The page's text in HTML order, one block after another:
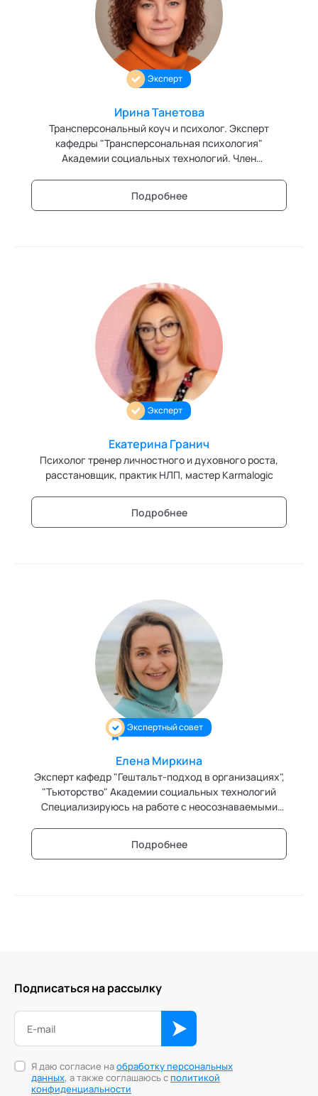
Персонология и поведенческий анализ
Позитивная динамическая психотерапия
Системные продажи
Современный этикет
Технологии командного менеджмента
Технологии стратегического управления
Трансперсональная психология
Фасилитация и модерация
Цифровой профайлинг
Эксперт
Ирина Танетова
Трансперсональный коуч и психолог. Эксперт
кафедры "Трансперсональная психология"
Академии социальных технологий. Член
руководитель "Трансперсонального Клуба" (с
Подробнее
Эксперт
Екатерина Гранич
Психолог тренер личностного и духовного роста,
расстановщик, практик НЛП, мастер Karmalogic
Подробнее
Экспертный совет
Елена Миркина
Эксперт кафедр "Гештальт-подход в организациях",
"Тьюторство" Академии социальных технологий
Специализируюсь на работе с неосознаваемыми
Подробнее
Подписаться на рассылку
Я даю согласие наобработку персональных
данных, а также соглашаюсь сполитикой
конфиденциальности